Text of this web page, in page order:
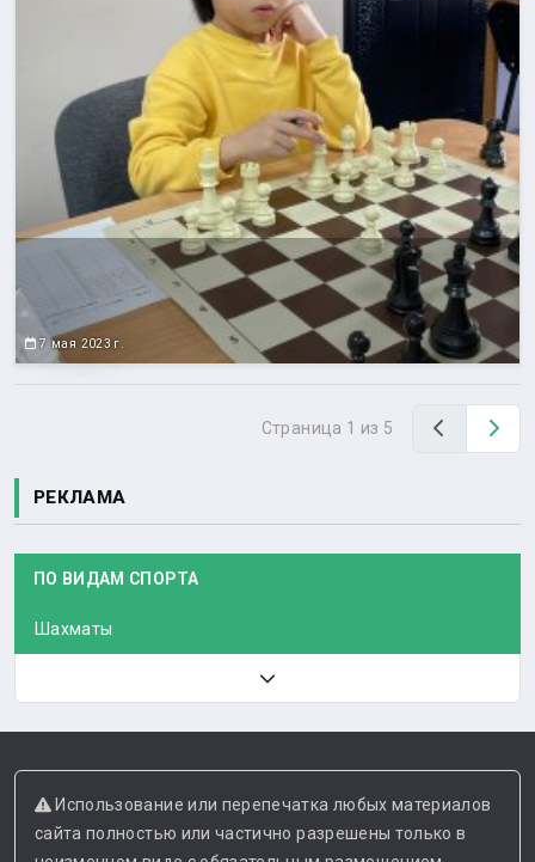
7 мая 2023 г.
Страница 1 из 5 Назад
РЕКЛАМА
ПО ВИДАМ СПОРТА
Шахматы
Использование или перепечатка любых материалов
сайта полностью или частично разрешены только в